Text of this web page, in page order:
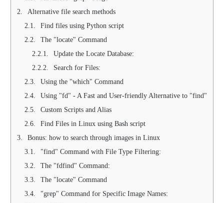
Alternative file search methods
Find files using Python script
The "locate" Command
Update the Locate Database:
Search for Files:
Using the "which" Command
Using "fd" - A Fast and User-friendly Alternative to "find"
Custom Scripts and Alias
Find Files in Linux using Bash script
Bonus: how to search through images in Linux
"find" Command with File Type Filtering:
The "fdfind" Command:
The "locate" Command
"grep" Command for Specific Image Names: